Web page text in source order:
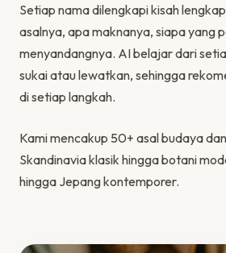
Setiap nama dilengkapi kisah
asalnya, apa maknanya, siapa yang
menyandangnya. AI belajar dari
sukai atau lewatkan, sehingga
di setiap langkah.
Kami mencakup 50+ asal budaya
Skandinavia klasik hingga botani
hingga Jepang kontemporer.